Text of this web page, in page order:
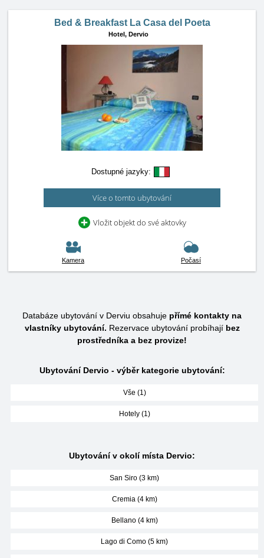
Bed & Breakfast La Casa del Poeta
Hotel, Dervio
Dostupné jazyky:
Více o tomto ubytování
Vložit objekt do své aktovky
Kamera Počasí
Databáze ubytování v Derviu obsahuje přímé kontakty na
vlastníky ubytování. Rezervace ubytování probíhají bez
prostředníka a bez provize!
Ubytování Dervio - výběr kategorie ubytování:
Vše (1)
Hotely (1)
Ubytování v okolí místa Dervio:
San Siro (3 km)
Cremia (4 km)
Bellano (4 km)
Lago di Como (5 km)